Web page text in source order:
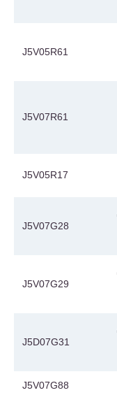
J5V05R61
J5V07R61
J5V05R17
J5V07G28
J5V07G29
J5D07G31
J5V07G88